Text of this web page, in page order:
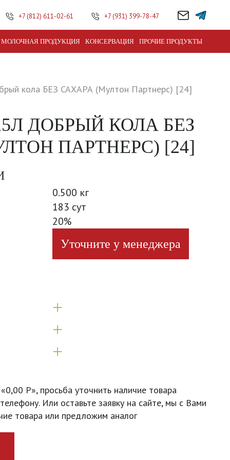
+7 (812) 611-02-61 +7 (931) 399-78-47
МОЛОЧНАЯ ПРОДУКЦИЯ КОНСЕРВАЦИЯ ПРОЧИЕ ПРОДУКТЫ
кола БЕЗ САХАРА (Мултон Партнерс) [24]
ДОБРЫЙ КОЛА БЕЗ
ПАРТНЕРС) [24]
0.500 кг
183 сут
20%
Уточните у менеджера
+
+
+
Р», просьба уточнить наличие товара
Или оставьте заявку на сайте, мы с Вами
товара или предложим аналог